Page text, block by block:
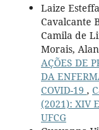
Laize
Cavalcante
Camila de
Morais,
AÇÕES DE
DA
COVID-19 ,
(2021): XIV
UFCG